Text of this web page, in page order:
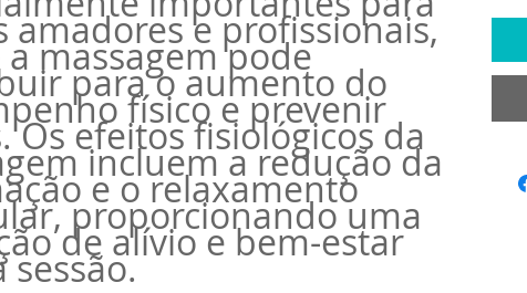
amadores e profissionais,
massagem pode
para o aumento do
físico e prevenir
Os efeitos fisiológicos da
incluem a redução da
e o relaxamento
proporcionando uma
de alívio e bem-estar
sessão.